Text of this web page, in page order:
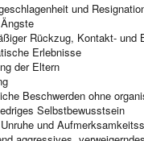
und
Rückzug, Kontakt- und
Erlebnisse
der Eltern
Beschwerden ohne
Selbstbewusstsein
und